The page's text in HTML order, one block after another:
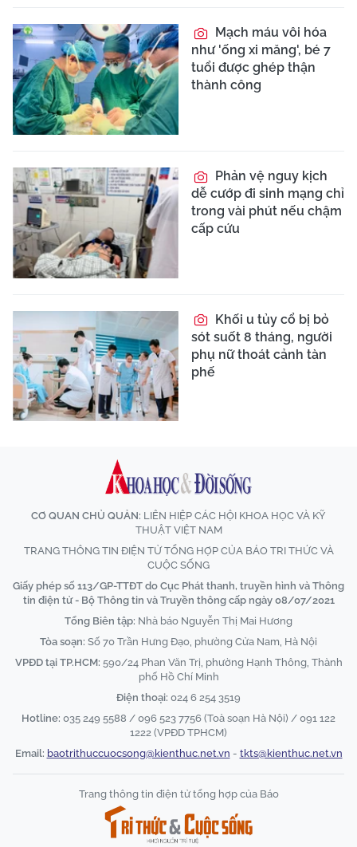
Mạch máu vôi hóa
như 'ống xi măng', bé 7
tuổi được ghép thận
thành công
Phản vệ nguy kịch
dễ cướp đi sinh mạng chỉ
trong vài phút nếu chậm
cấp cứu
Khối u tủy cổ bị bỏ
sót suốt 8 tháng, người
phụ nữ thoát cảnh tàn
phế
CƠ QUAN CHỦ QUẢN: LIÊN HIỆP CÁC HỘI KHOA HỌC VÀ KỸ
THUẬT VIỆT NAM
TRANG THÔNG TIN ĐIỆN TỬ TỔNG HỢP CỦA BÁO TRI THỨC VÀ
CUỘC SỐNG
Giấy phép số 113/GP-TTĐT do Cục Phát thanh, truyền hình và Thông
tin điện tử - Bộ Thông tin và Truyền thông cấp ngày 08/07/2021
Tổng Biên tập: Nhà báo Nguyễn Thị Mai Hương
Tòa soạn: Số 70 Trần Hưng Đạo, phường Cửa Nam, Hà Nội
VPĐD tại TP.HCM: 590/24 Phan Văn Trị, phường Hạnh Thông, Thành
phố Hồ Chí Minh
Điện thoại: 024 6 254 3519
Hotline: 035 249 5588 / 096 523 7756 (Toà soạn Hà Nội) / 091 122
1222 (VPĐD TPHCM)
Email: baotrithuccuocsong@kienthuc.net.vn - tkts@kienthuc.net.vn
Trang thông tin điện tử tổng hợp của Báo